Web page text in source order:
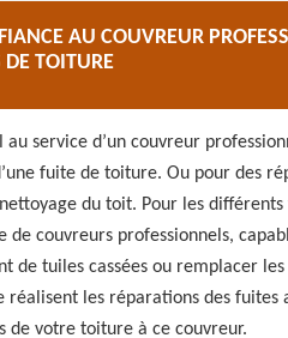
AU COUVREUR
DE TOITURE
au service d’un couvreur
fuite de toiture. Ou pour des
du toit. Pour les
de couvreurs professionnels,
de tuiles cassées ou remplacer
réalisent les réparations des
de votre toiture à ce couvreur.